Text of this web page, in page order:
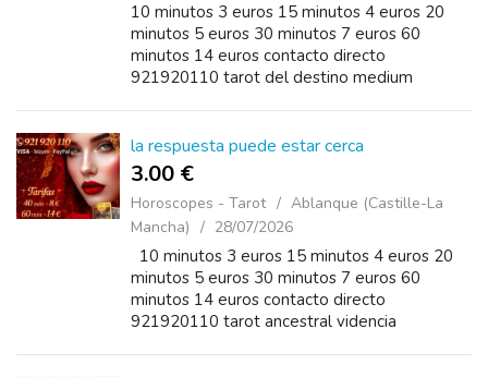
10 minutos 3 euros 15 minutos 4 euros 20
minutos 5 euros 30 minutos 7 euros 60
minutos 14 euros contacto directo
921920110 tarot del destino medium
la respuesta puede estar cerca
3.00 €
Horoscopes - Tarot
Ablanque (Castille-La
Mancha)
28/07/2026
10 minutos 3 euros 15 minutos 4 euros 20
minutos 5 euros 30 minutos 7 euros 60
minutos 14 euros contacto directo
921920110 tarot ancestral videncia